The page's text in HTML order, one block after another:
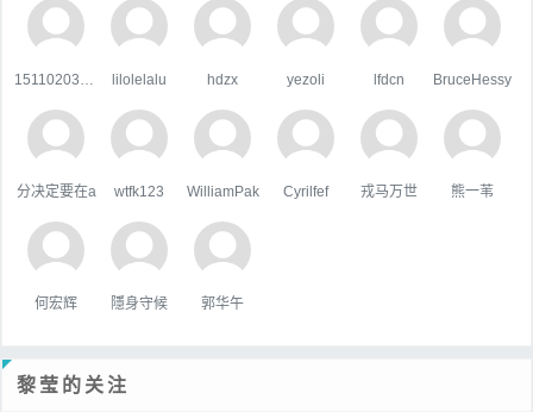
lilolelalu hdzx yezoli lfdcn BruceHessy
分决定要在a wtfk123 WilliamPak Cyrilfef 戎马万世 熊一苇
何宏辉 隱身守候 郭华午
黎莹的关注